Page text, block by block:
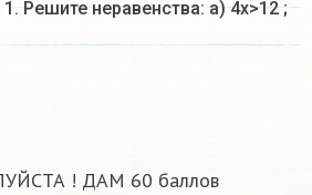
Решите неравенства: а) 4x>12 ;
! ДАМ 60 баллов